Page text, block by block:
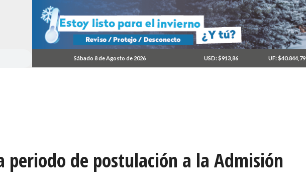
Sábado 8 de Agosto de 2026 USD: $913,86 UF: $40.844,79
de postulación a la Admisión